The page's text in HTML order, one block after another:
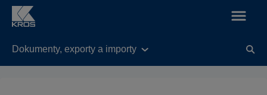
Dokumenty, exporty a importy